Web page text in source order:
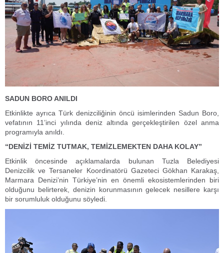
SADUN BORO ANILDI
Etkinlikte ayrıca Türk denizciliğinin öncü isimlerinden Sadun Boro,
vefatının 11’inci yılında deniz altında gerçekleştirilen özel anma
programıyla anıldı.
“DENİZİ TEMİZ TUTMAK, TEMİZLEMEKTEN DAHA KOLAY”
Etkinlik öncesinde açıklamalarda bulunan Tuzla Belediyesi
Denizcilik ve Tersaneler Koordinatörü Gazeteci Gökhan Karakaş,
Marmara Denizi’nin Türkiye’nin en önemli ekosistemlerinden biri
olduğunu belirterek, denizin korunmasının gelecek nesillere karşı
bir sorumluluk olduğunu söyledi.